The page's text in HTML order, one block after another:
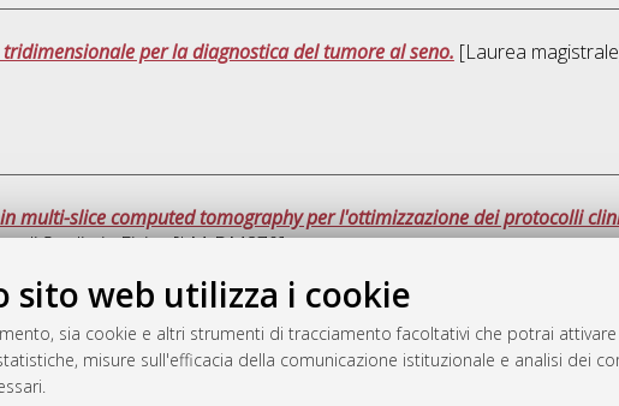
sito web utilizza i cookie
sia cookie e altri strumenti di tracciamento facoltativi che potrai
misure sull'efficacia della comunicazione istituzionale e analisi dei
per la diagnostica del tumore al seno. [Laurea
multi-slice computed tomography per l'ottimizzazione dei protocolli
di Studio inFisica [LM-DM270]
Questa lista e' stata
da